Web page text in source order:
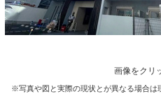
画像をクリ
※写真や図と実際の現状とが異なる場合は